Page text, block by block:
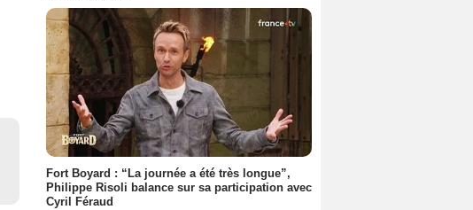
Fort Boyard : “La journée a été très longue”,
Philippe Risoli balance sur sa participation avec
Cyril Féraud